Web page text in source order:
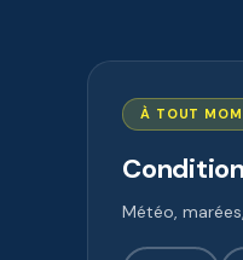
À TOUT
Météo,